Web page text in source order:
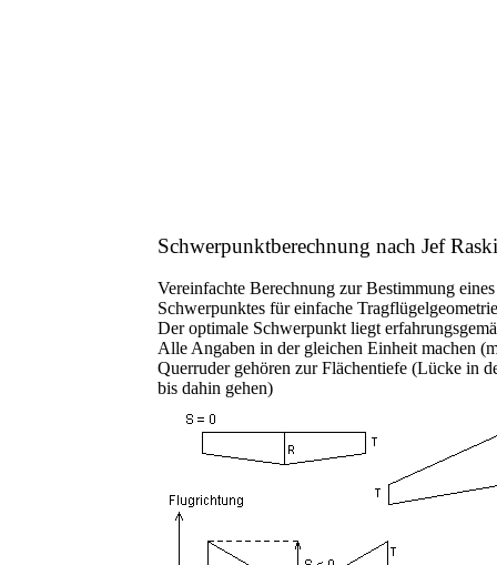
Schwerpunktberechnung nach Jef
Vereinfachte Berechnung zur Bestimmung
Schwerpunktes für einfache
Der optimale Schwerpunkt liegt
Alle Angaben in der gleichen Einheit machen
Querruder gehören zur Flächentiefe (Lücke in
bis dahin gehen)